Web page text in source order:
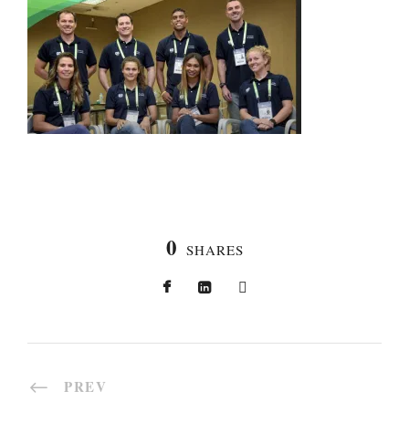
0 SHARES
PREV